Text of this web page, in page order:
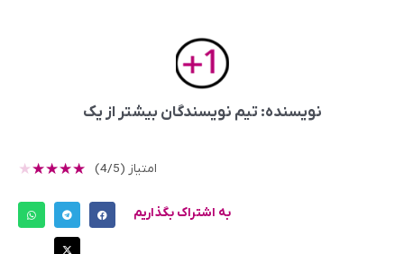
نویسنده: تیم نویسندگان بیشتر از یک
امتیاز (4/5) ★
★
★
★
★
به اشتراک بگذاریم